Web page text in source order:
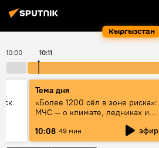
Кыргызстан
10:00 10:11
Тема дня
«Более 1200 сёл в зоне риска»:
МЧС — о климате, ледниках и
населения
10:08 49 мин эфир